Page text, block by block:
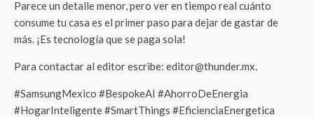
Parece un detalle menor, pero ver en tiempo real cuánto
consume tu casa es el primer paso para dejar de gastar de
más. ¡Es tecnología que se paga sola!
Para contactar al editor escribe: editor@thunder.mx.
#SamsungMexico #BespokeAI #AhorroDeEnergia
#HogarInteligente #SmartThings #EficienciaEnergetica